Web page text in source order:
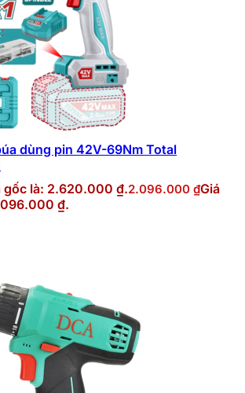
dùng pin 42V-69Nm Total
gốc là: 2.620.000 ₫.2.096.000 ₫Giá
₫.